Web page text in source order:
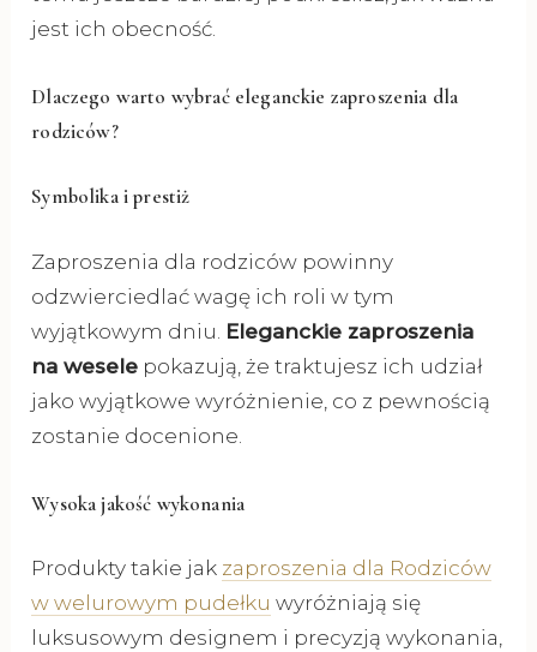
jest ich obecność.
Dlaczego warto wybrać eleganckie zaproszenia dla
rodziców?
Symbolika i prestiż
Zaproszenia dla rodziców powinny
odzwierciedlać wagę ich roli w tym
wyjątkowym dniu. Eleganckie zaproszenia
na wesele pokazują, że traktujesz ich udział
jako wyjątkowe wyróżnienie, co z pewnością
zostanie docenione.
Wysoka jakość wykonania
Produkty takie jak zaproszenia dla Rodziców
w welurowym pudełku wyróżniają się
luksusowym designem i precyzją wykonania,